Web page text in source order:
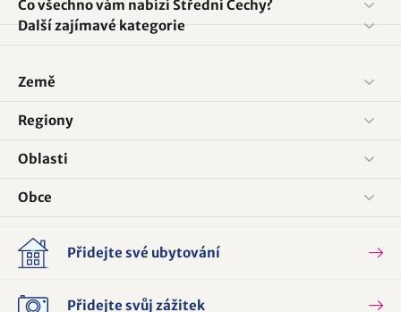
Co všechno vám nabízí Střední Čechy?
Další zajímavé kategorie
Země
Regiony
Oblasti
Obce
Přidejte své ubytování
Přidejte svůj zážitek